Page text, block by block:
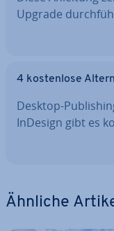
Upgrade
4 kos­ten­lo­se
Desktop-
InDesign gibt es
Ähnliche